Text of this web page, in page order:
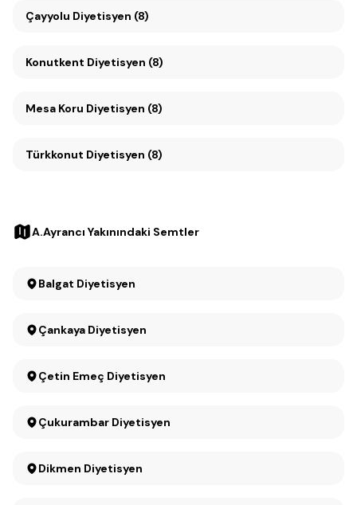
Çayyolu Diyetisyen (8)
Konutkent Diyetisyen (8)
Mesa Koru Diyetisyen (8)
Türkkonut Diyetisyen (8)
A.Ayrancı Yakınındaki Semtler
Balgat Diyetisyen
Çankaya Diyetisyen
Çetin Emeç Diyetisyen
Çukurambar Diyetisyen
Dikmen Diyetisyen